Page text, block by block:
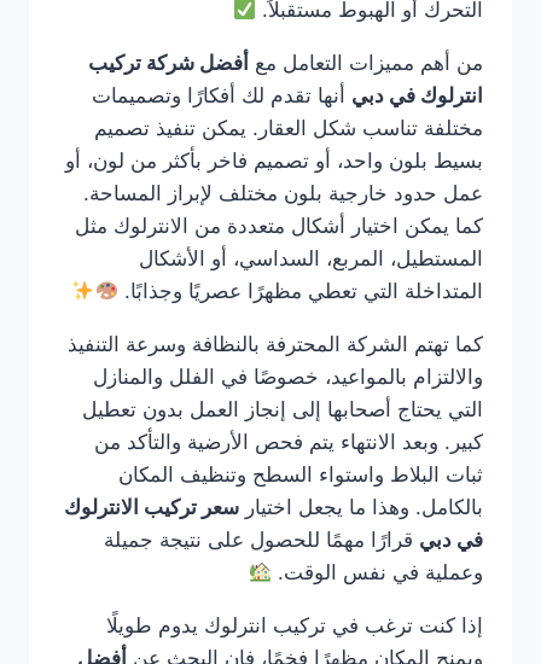
التحرك أو الهبوط مستقبلاً.
من أهم مميزات التعامل مع أفضل شركة تركيب
انترلوك في دبي أنها تقدم لك أفكارًا وتصميمات
مختلفة تناسب شكل العقار. يمكن تنفيذ تصميم
بسيط بلون واحد، أو تصميم فاخر بأكثر من لون، أو
عمل حدود خارجية بلون مختلف لإبراز المساحة.
كما يمكن اختيار أشكال متعددة من الانترلوك مثل
المستطيل، المربع، السداسي، أو الأشكال
المتداخلة التي تعطي مظهرًا عصريًا وجذابًا.
كما تهتم الشركة المحترفة بالنظافة وسرعة التنفيذ
والالتزام بالمواعيد، خصوصًا في الفلل والمنازل
التي يحتاج أصحابها إلى إنجاز العمل بدون تعطيل
كبير. وبعد الانتهاء يتم فحص الأرضية والتأكد من
ثبات البلاط واستواء السطح وتنظيف المكان
بالكامل. وهذا ما يجعل اختيار سعر تركيب الانترلوك
في دبي قرارًا مهمًا للحصول على نتيجة جميلة
وعملية في نفس الوقت.
إذا كنت ترغب في تركيب انترلوك يدوم طويلًا
ويمنح المكان مظهرًا فخمًا، فإن البحث عن أفضل